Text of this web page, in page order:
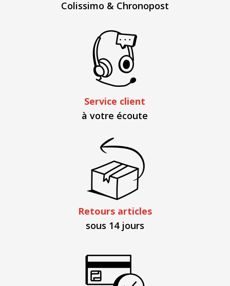
Colissimo & Chronopost
Service client
à votre écoute
Retours articles
sous 14 jours